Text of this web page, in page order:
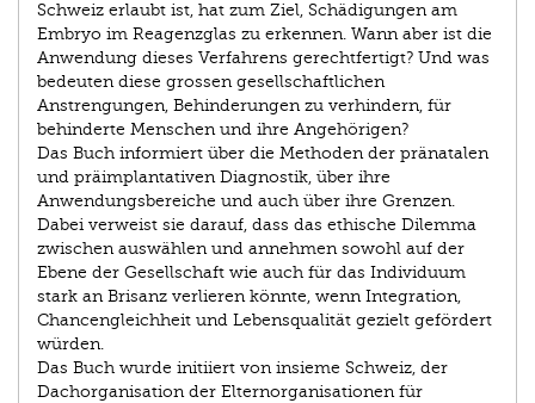
Schweiz erlaubt ist, hat zum Ziel, Schädigungen am
Embryo im Reagenzglas zu erkennen. Wann aber ist die
Anwendung dieses Verfahrens gerechtfertigt? Und was
bedeuten diese grossen gesellschaftlichen
Anstrengungen, Behinderungen zu verhindern, für
behinderte Menschen und ihre Angehörigen?
Das Buch informiert über die Methoden der pränatalen
und präimplantativen Diagnostik, über ihre
Anwendungsbereiche und auch über ihre Grenzen.
Dabei verweist sie darauf, dass das ethische Dilemma
zwischen auswählen und annehmen sowohl auf der
Ebene der Gesellschaft wie auch für das Individuum
stark an Brisanz verlieren könnte, wenn Integration,
Chancengleichheit und Lebensqualität gezielt gefördert
würden.
Das Buch wurde initiiert von insieme Schweiz, der
Dachorganisation der Elternorganisationen für